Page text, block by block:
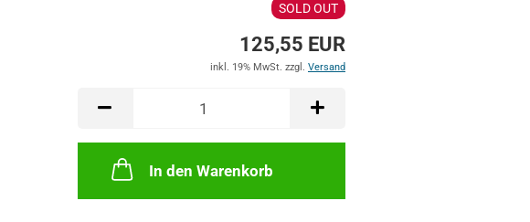
SOLD OUT
125,55 EUR
inkl. 19% MwSt. zzgl. Versand
In den Warenkorb